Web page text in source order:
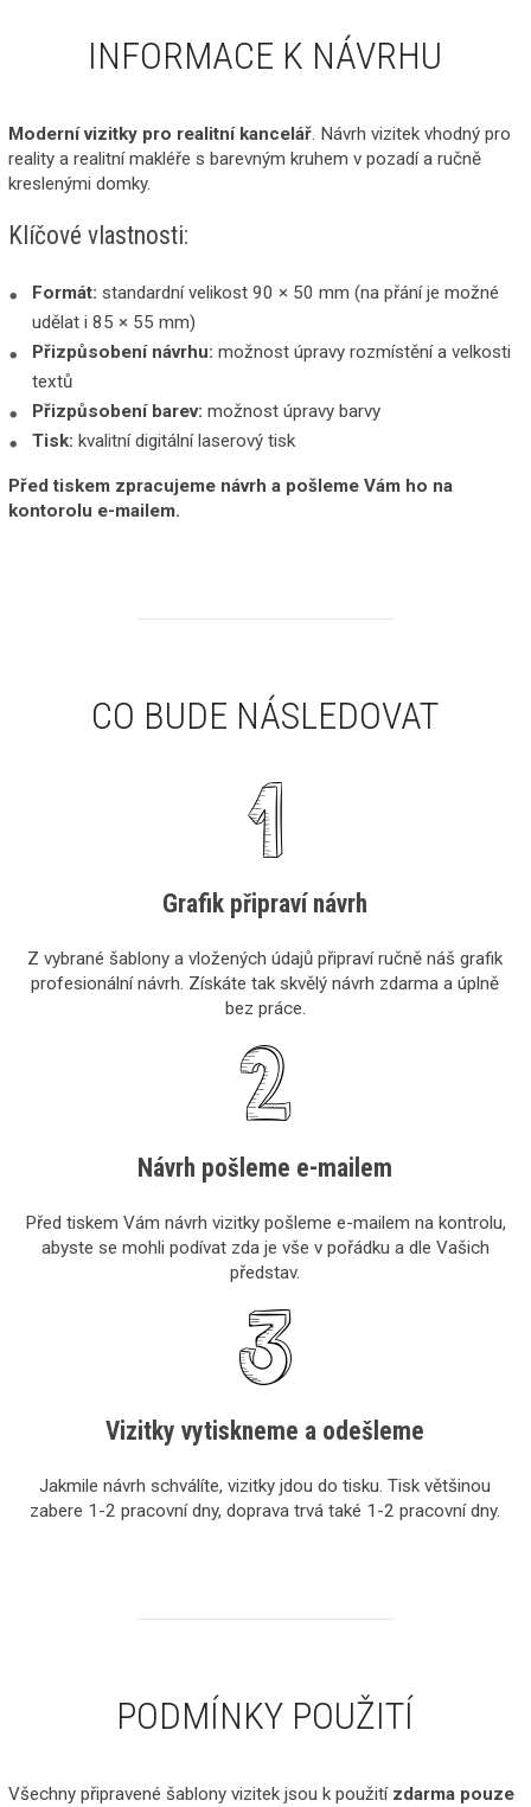
INFORMACE K NÁVRHU
Moderní vizitky pro realitní kancelář. Návrh vizitek vhodný pro
reality a realitní makléře s barevným kruhem v pozadí a ručně
kreslenými domky.
Klíčové vlastnosti:
Formát: standardní velikost 90 × 50 mm (na přání je možné
udělat i 85 × 55 mm)
Přizpůsobení návrhu: možnost úpravy rozmístění a velkosti
textů
Přizpůsobení barev: možnost úpravy barvy
Tisk: kvalitní digitální laserový tisk
Před tiskem zpracujeme návrh a pošleme Vám ho na
kontorolu e-mailem.
CO BUDE NÁSLEDOVAT
Grafik připraví návrh
Z vybrané šablony a vložených údajů připraví ručně náš grafik
profesionální návrh. Získáte tak skvělý návrh zdarma a úplně
bez práce.
Návrh pošleme e-mailem
Před tiskem Vám návrh vizitky pošleme e-mailem na kontrolu,
abyste se mohli podívat zda je vše v pořádku a dle Vašich
představ.
Vizitky vytiskneme a odešleme
Jakmile návrh schválíte, vizitky jdou do tisku. Tisk většinou
zabere 1-2 pracovní dny, doprava trvá také 1-2 pracovní dny.
PODMÍNKY POUŽITÍ
Všechny připravené šablony vizitek jsou k použití zdarma pouze